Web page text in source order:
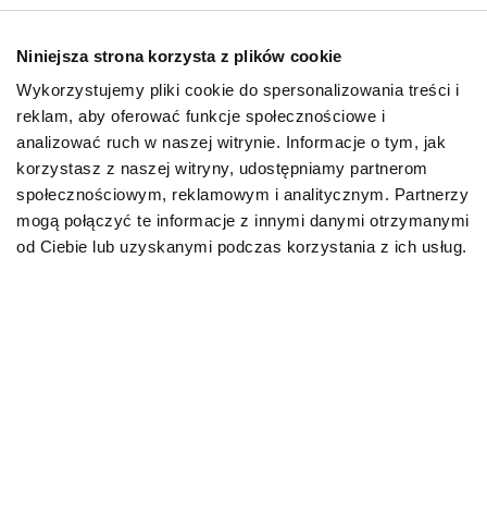
Niniejsza strona korzysta z plików cookie
Wykorzystujemy pliki cookie do spersonalizowania treści i
reklam, aby oferować funkcje społecznościowe i
analizować ruch w naszej witrynie. Informacje o tym, jak
korzystasz z naszej witryny, udostępniamy partnerom
społecznościowym, reklamowym i analitycznym. Partnerzy
mogą połączyć te informacje z innymi danymi otrzymanymi
od Ciebie lub uzyskanymi podczas korzystania z ich usług.
Objawy te mogą mieć różne nasilenie, występować
samodzielnie lub wraz z jeszcze innymi
dolegliwościami. W przypadku, gdy pies ewidentnie źle
się czuje, nie należy zwlekać z wizytą w gabinecie
weterynaryjnym.
Choroba odkleszczowa u psa –
objawy